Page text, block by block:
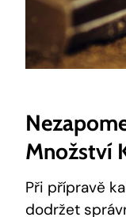
Množství
Při přípravě
dodržet